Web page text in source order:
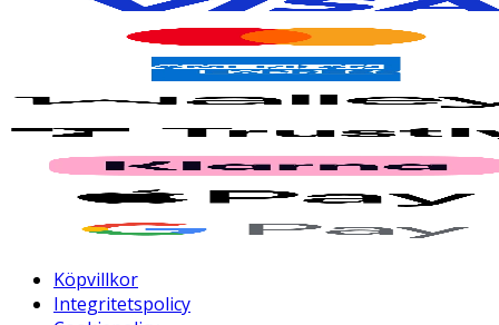
Köpvillkor
Integritetspolicy